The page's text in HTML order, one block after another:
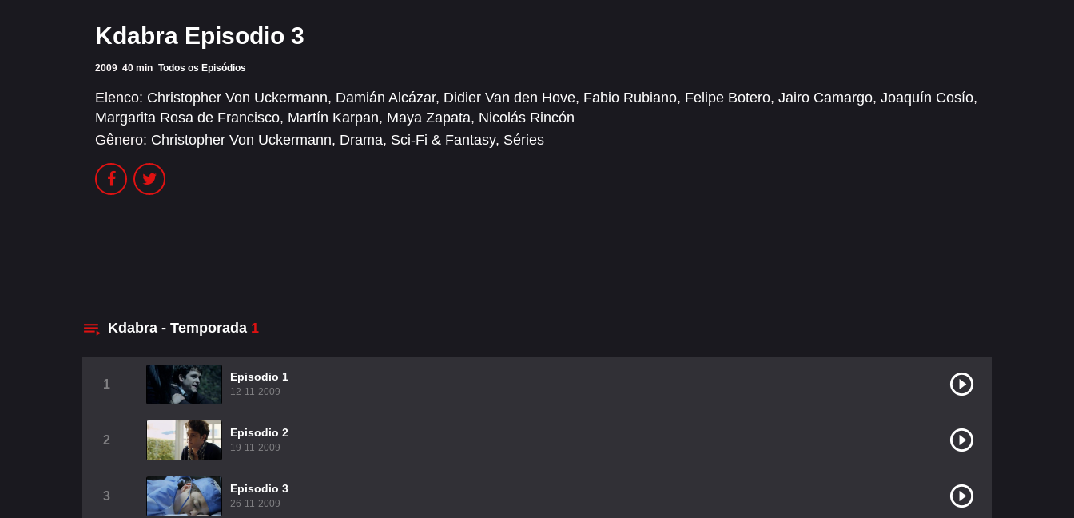
Kdabra Episodio 3
2009 40 min Todos os Episódios
Elenco: Christopher Von Uckermann, Damián Alcázar, Didier Van den Hove, Fabio Rubiano, Felipe Botero, Jairo Camargo, Joaquín Cosío,
Margarita Rosa de Francisco, Martín Karpan, Maya Zapata, Nicolás Rincón
Gênero: Christopher Von Uckermann, Drama, Sci-Fi & Fantasy, Séries
Kdabra - Temporada 1
1
Episodio 1
12-11-2009
2
Episodio 2
19-11-2009
3
Episodio 3
26-11-2009